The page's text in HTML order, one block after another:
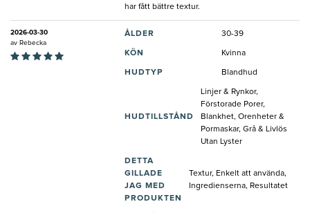
har fått bättre textur.
2026-03-30
av Rebecka
ÅLDER 30-39
KÖN Kvinna
HUDTYP Blandhud
HUDTILLSTÅND
Linjer & Rynkor,
Förstorade Porer,
Blankhet, Orenheter &
Pormaskar, Grå & Livlös
Utan Lyster
DETTA
GILLADE
JAG MED
PRODUKTEN
Textur, Enkelt att använda,
Ingredienserna, Resultatet